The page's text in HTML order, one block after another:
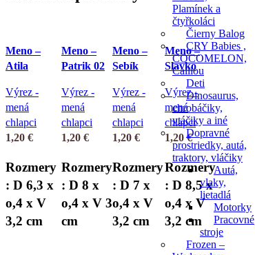
Plamínek a
čtyřkoláci
Čierny Balog
CRY Babies ,
COCOMELON,
Caillou
Deti
Dinosaurus,
chrobáčiky,
vtáčiky a iné
Dopravné
prostriedky, autá,
traktory, vláčiky
Autá,
vlaky,
lietadlá
Motorky
Pracovné
stroje
Frozen –
Meno –
Atila
Výrez -
mená
chlapci
1,20 €
Rozmery
: D 6,3 x
o,4 x V
3,2 cm
Meno –
Patrik 02
Výrez -
mená
chlapci
1,20 €
Rozmery
: D 8 x
o,4 x V 3
cm
Meno –
Sebík
Výrez -
mená
chlapci
1,20 €
Rozmery
: D 7 x
o,4 x V
3,2 cm
Meno –
Slavko
Výrez -
mená
chlapci
1,20€
Rozmery
: D 8,5 x
o,4 x V
3,2 cm